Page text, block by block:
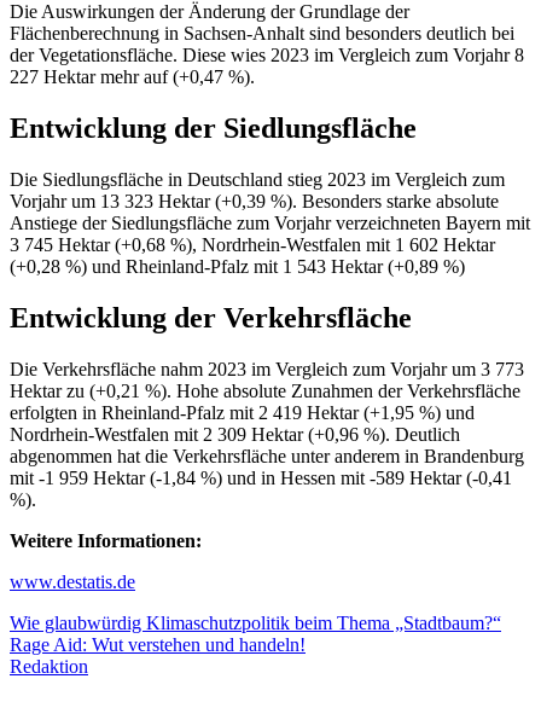
Die Auswirkungen der Änderung der Grundlage der
Flächenberechnung in Sachsen-Anhalt sind besonders deutlich bei
der Vegetationsfläche. Diese wies 2023 im Vergleich zum Vorjahr 8
227 Hektar mehr auf (+0,47 %).
Entwicklung der Siedlungsfläche
Die Siedlungsfläche in Deutschland stieg 2023 im Vergleich zum
Vorjahr um 13 323 Hektar (+0,39 %). Besonders starke absolute
Anstiege der Siedlungsfläche zum Vorjahr verzeichneten Bayern mit
3 745 Hektar (+0,68 %), Nordrhein-Westfalen mit 1 602 Hektar
(+0,28 %) und Rheinland-Pfalz mit 1 543 Hektar (+0,89 %)
Entwicklung der Verkehrsfläche
Die Verkehrsfläche nahm 2023 im Vergleich zum Vorjahr um 3 773
Hektar zu (+0,21 %). Hohe absolute Zunahmen der Verkehrsfläche
erfolgten in Rheinland-Pfalz mit 2 419 Hektar (+1,95 %) und
Nordrhein-Westfalen mit 2 309 Hektar (+0,96 %). Deutlich
abgenommen hat die Verkehrsfläche unter anderem in Brandenburg
mit -1 959 Hektar (-1,84 %) und in Hessen mit -589 Hektar (-0,41
%).
Weitere Informationen:
www.destatis.de
Beitragsnavigation
Wie glaubwürdig Klimaschutzpolitik beim Thema „Stadtbaum?“
Rage Aid: Wut verstehen und handeln!
Redaktion